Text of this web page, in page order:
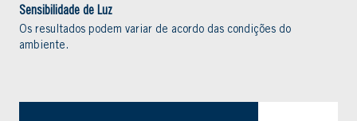
Sensibilidade de Luz
Os resultados podem variar de acordo das condições do
ambiente.